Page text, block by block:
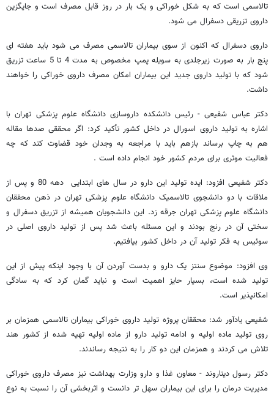
تالاسمی است که به شکل خوراکی و یک بار در روز قابل مصرف است و جایگزین
داروی تزریقی دسفرال می شود.
داروی دسفرال که اکنون از سوی بیماران تالاسمی مصرف می شود باید هفته ای
پنج بار به صورت زیرجلدی به سویله پمپ مخصوص به مدت 4 تا 5 ساعت تزریق
شود که با تولید داروی جدید این بیماران امکان مصرف داروی خوراکی را خواهند
داشت.
دکتر عباس شفیعی - رئیس دانشکده داروسازی دانشگاه علوم پزشکی تهران با
اشاره به تولید داروی اسورال در داخل کشور تأکید کرد: اگر محققی صدها مقاله
هم به چاپ برساند بازهم باید با مراجعه به وجدان خود قضاوت کند که چه
فعالیت موثری برای مردم کشور خود انجام داده است .
دکتر شفیعی افزود: ایده تولید این دارو در سال های ابتدایی دهه 80 و پس از
ملاقات با دو دانشجوی تالاسمیک دانشگاه علوم پزشکی تهران در ذهن محققان
دانشگاه علوم پزشکی تهران جرقه زد. این دانشجویان همیشه از تزریق دسفرال و
سختی آن در رنج بودند و این مسئله باعث شد پس از تولید داروی اصلی در
سوئیس به فکر تولید آن در داخل کشور بیافتیم.
وی افزود: موضوع سنتز یک دارو و بدست آوردن آن با وجود اینکه پیش از این
تولید شده است، بسیار حایز اهمیت است و نباید گمان کرد که به سادگی
امکانپذیر است.
شفیعی یادآور شد: محققان پروژه تولید داروی خوراکی بیماران تالاسمی همزمان بر
روی تولید ماده اولیه و ادامه تولید دارو از ماده اولیه تهیه شده از کشور هند
تلاش می کردند و همزمان این دو کار را به نتیجه رساندند.
دکتر رسول دیناروند - معاون غذا و دارو وزارت بهداشت نیز مصرف داروی خوراکی
مدیریت درمان را برای این بیماران سهل تر دانست و اثربخشی آن را نسبت به نوع